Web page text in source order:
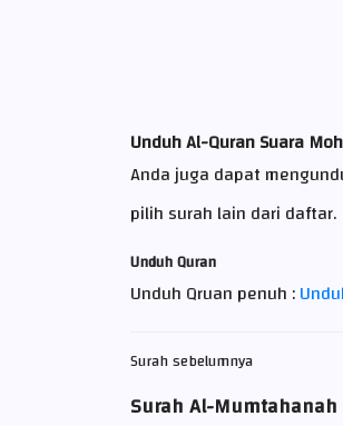
Unduh Al-Quran Suara
Anda juga dapat
pilih surah lain dari daftar.
Unduh Quran
Unduh Qruan penuh :
Surah sebelumnya
Surah Al-Mumtahanah